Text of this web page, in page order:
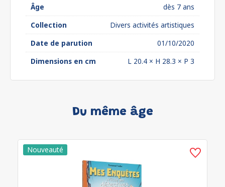
Âge
dès 7 ans
Collection
Divers activités artistiques
Date de parution
01/10/2020
Dimensions en cm
L 20.4 × H 28.3 × P 3
Du même âge